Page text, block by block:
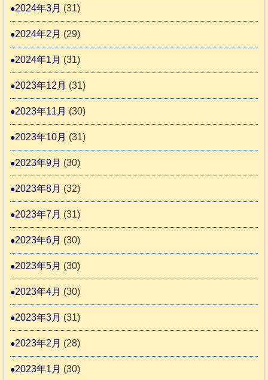
2024年3月 (31)
2024年2月 (29)
2024年1月 (31)
2023年12月 (31)
2023年11月 (30)
2023年10月 (31)
2023年9月 (30)
2023年8月 (32)
2023年7月 (31)
2023年6月 (30)
2023年5月 (30)
2023年4月 (30)
2023年3月 (31)
2023年2月 (28)
2023年1月 (30)